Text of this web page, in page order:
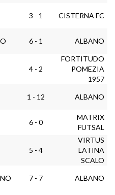
3 - 1 CISTERNA FC
6 - 1 ALBANO
4 - 2
FORTITUDO
POMEZIA
1957
1 - 12 ALBANO
6 - 0
MATRIX
FUTSAL
5 - 4
VIRTUS
LATINA
SCALO
7 - 7 ALBANO